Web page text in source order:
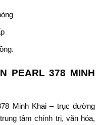
PEARL 378 MINH
Minh Khai – trục đường
tâm chính trị, văn hóa,